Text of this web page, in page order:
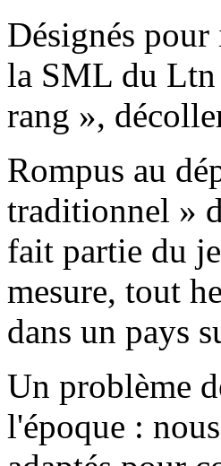
Désignés
la SML du Ltn
rang »,
Rompus au
traditionnel »
fait partie du
mesure, tout
dans un pays
Un problème
l'époque :